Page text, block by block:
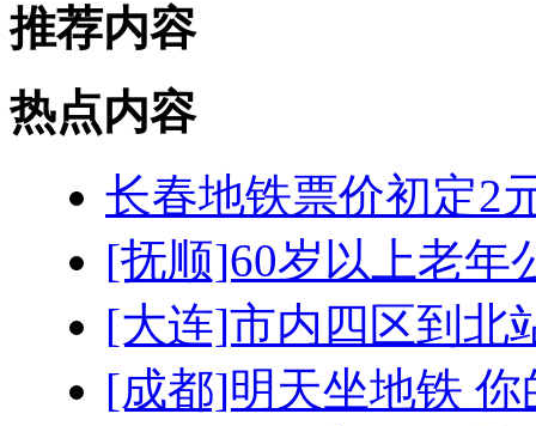
推荐内容
热点内容
长春地铁票价初定2
[抚顺]60岁以上老年
[大连]市内四区到北
[成都]明天坐地铁 你